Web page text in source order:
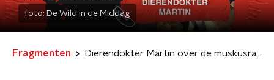
foto:De Wild in de Middag
Fragmenten Dierendokter Martin over de muskusratten